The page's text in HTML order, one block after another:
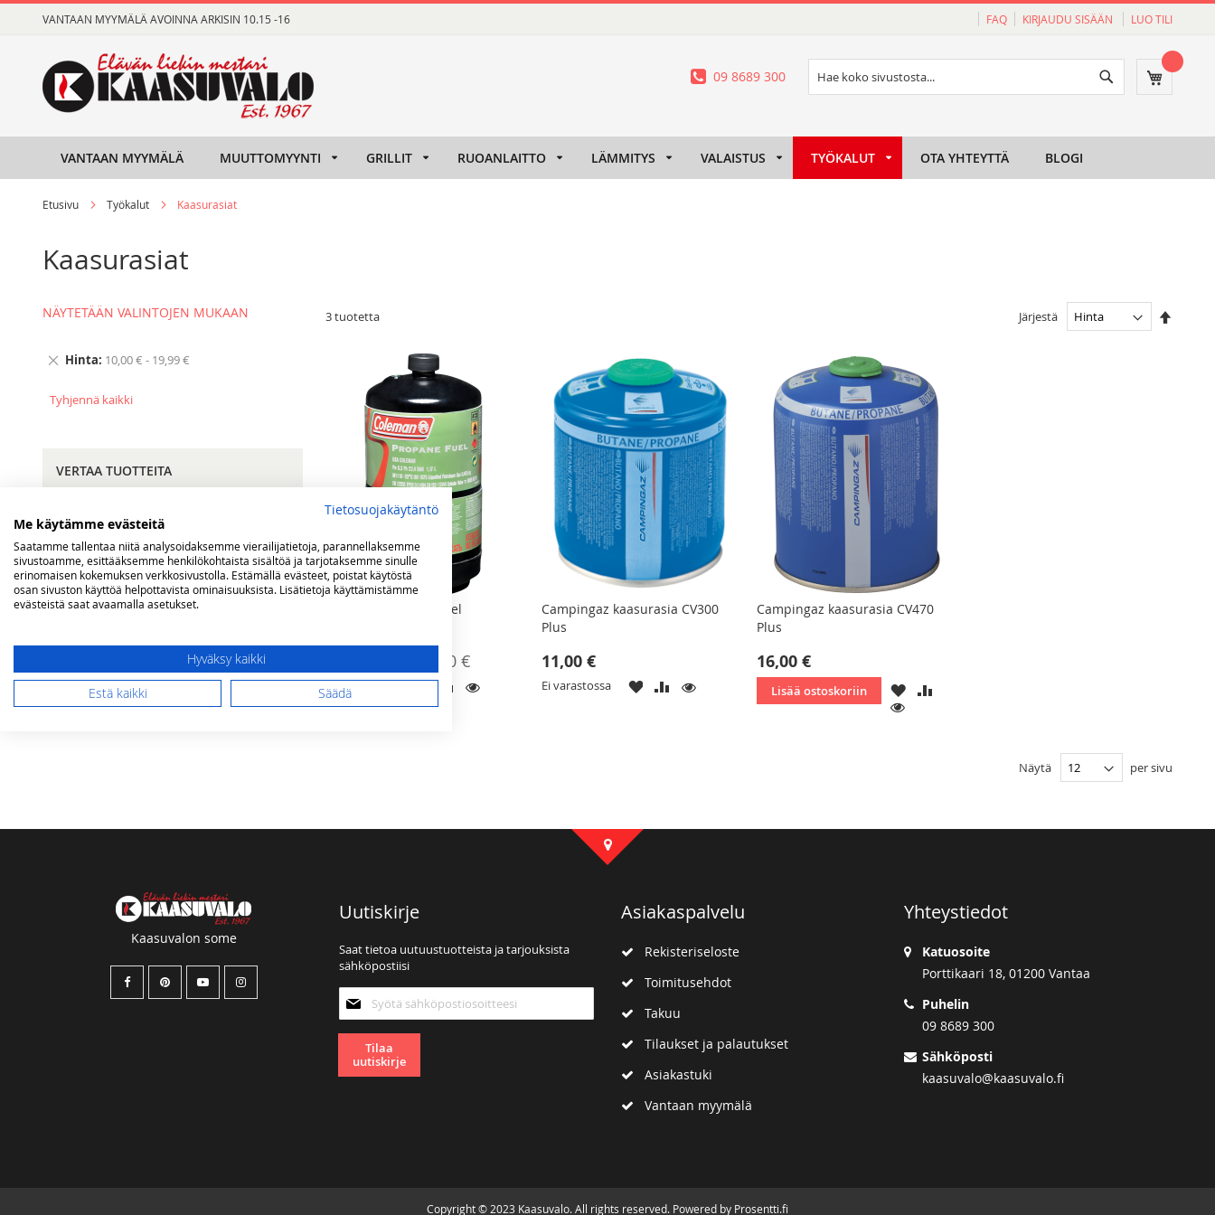
to
VANTAAN MYYMÄLÄ AVOINNA ARKISIN 10.15 -16 FAQ KIRJAUDU SISÄÄN LUO TILI
Ostoskori
Haku
09 8689 300
VANTAAN MYYMÄLÄ MUUTTOMYYNTI GRILLIT RUOANLAITTO LÄMMITYS VALAISTUS TYÖKALUT OTA YHTEYTTÄ BLOGI
Etusivu Työkalut Kaasurasiat
Kaasurasiat
3tuotetta Järjestä
Coleman Propane Fuel
24,00 €
Ei varastossa
LISÄÄLISÄÄKATSO
Campingaz kaasurasia CV300
Plus
11,00 €
Ei varastossa
LISÄÄ LISÄÄKATSO
Campingaz kaasurasia CV470
Plus
16,00 €
Lisää ostoskoriin
LISÄÄ
TOIVELISTAAN
LISÄÄ
KATSO
Näytä per sivu
NÄYTETÄÄN VALINTOJEN MUKAAN
Hinta 10,00 € - 19,99 €
Tyhjennä kaikki
VERTAA TUOTTEITA
OMA TOIVELISTA
Kaasuvalon some
Uutiskirje
Saat tietoa uutuustuotteista ja tarjouksista
sähköpostiisi
uutiskirjeemme:
Tilaa
uutiskirje
Asiakaspalvelu
Rekisteriseloste
Toimitusehdot
Takuu
Tilaukset ja palautukset
Asiakastuki
Vantaan myymälä
Yhteystiedot
Katuosoite
Porttikaari 18, 01200 Vantaa
Puhelin
09 8689 300
Sähköposti
kaasuvalo@kaasuvalo.fi
Copyright © 2023 Kaasuvalo. All rights reserved. Powered by Prosentti.fi
Tietosuojakäytäntö
Me käytämme evästeitä
Saatamme tallentaa niitä analysoidaksemme vierailijatietoja, parannellaksemme
sivustoamme, esittääksemme henkilökohtaista sisältöä ja tarjotaksemme sinulle
erinomaisen kokemuksen verkkosivustolla. Estämällä evästeet, poistat käytöstä
osan sivuston käyttöä helpottavista ominaisuuksista. Lisätietoja käyttämistämme
evästeistä saat avaamalla asetukset.
Hyväksy kaikki
Estä kaikki
Säädä